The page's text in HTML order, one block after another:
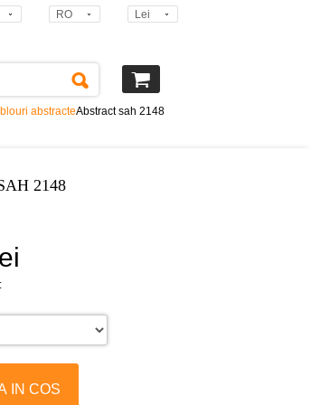
RO Lei
abstracteAbstract sah 2148
2148
IN COS